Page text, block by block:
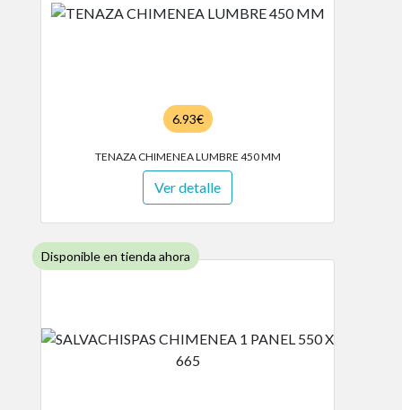
6.93€
TENAZA CHIMENEA LUMBRE 450 MM
Ver detalle
Disponible en tienda ahora